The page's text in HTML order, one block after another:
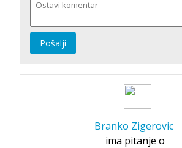
Pošalji
Branko Zigerovic
ima pitanje o